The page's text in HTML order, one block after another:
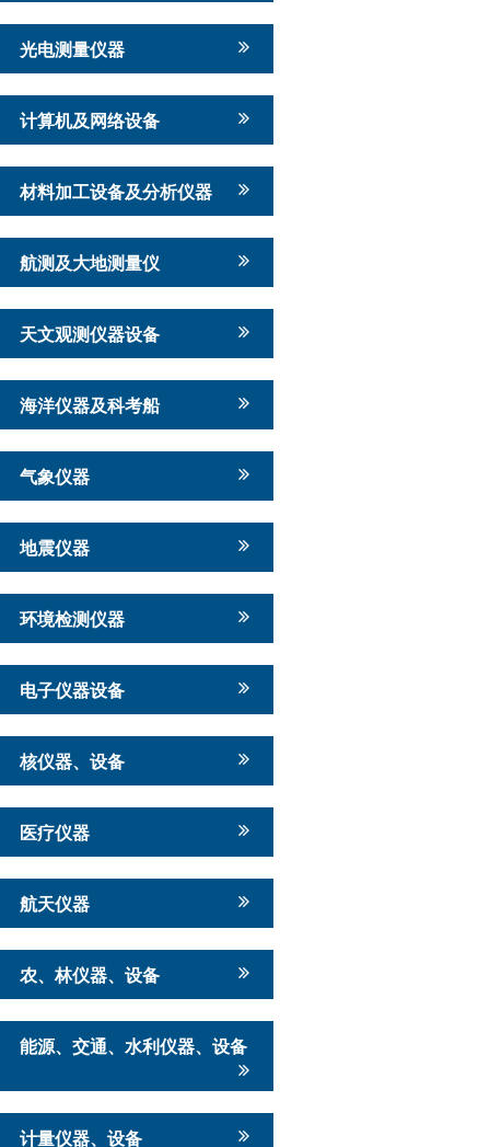
光电测量仪器
计算机及网络设备
材料加工设备及分析仪器
航测及大地测量仪
天文观测仪器设备
海洋仪器及科考船
气象仪器
地震仪器
环境检测仪器
电子仪器设备
核仪器、设备
医疗仪器
航天仪器
农、林仪器、设备
能源、交通、水利仪器、设备
计量仪器、设备